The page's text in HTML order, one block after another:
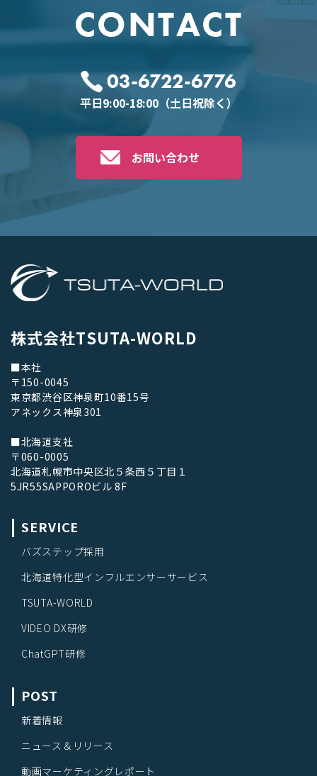
CONTACT
03-6722-6776
平日9:00-18:00（土日祝除く）
お問い合わせ
株式会社TSUTA-WORLD
■本社
〒150-0045
東京都渋谷区神泉町10番15号
アネックス神泉301
■北海道支社
〒060-0005
北海道札幌市中央区北５条西５丁目１
5JR55SAPPOROビル 8F
SERVICE
バズステップ採用
北海道特化型インフルエンサーサービス
TSUTA-WORLD
VIDEO DX研修
ChatGPT研修
POST
新着情報
ニュース＆リリース
動画マーケティングレポート